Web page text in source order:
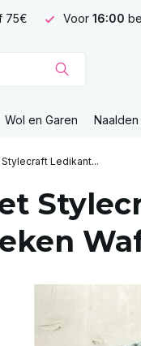
75€ Voor 16:00
Wol en Garen Naalden
Ledikant...